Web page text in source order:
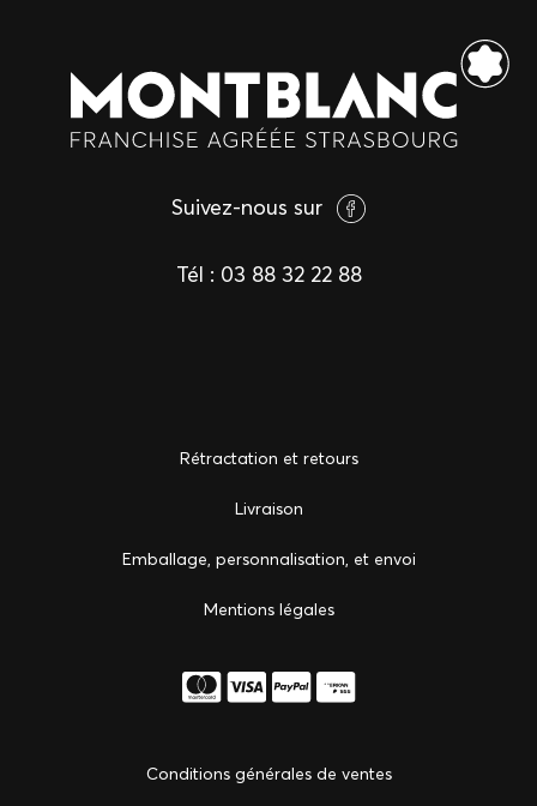
Suivez-nous sur
Tél : 03 88 32 22 88
Rétractation et retours
Livraison
Emballage, personnalisation, et envoi
Mentions légales
Conditions générales de ventes